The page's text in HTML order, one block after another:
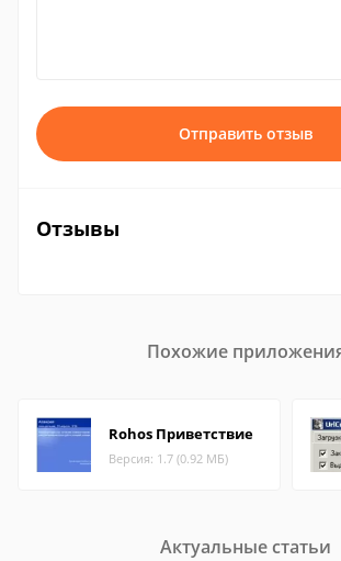
Отправить отзыв
Отзывы
Похожие
Rohos Приветствие
Версия: 1.7 (0.92 МБ)
Актуальные статьи